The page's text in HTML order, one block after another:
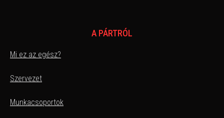
A PÁRTRÓL
Mi ez az egész?
Szervezet
Munkacsoportok